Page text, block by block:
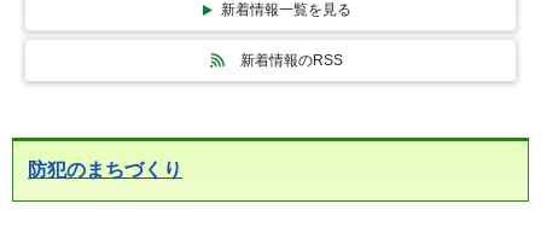
新着情報一覧を見る
新着情報のRSS
防犯のまちづくり